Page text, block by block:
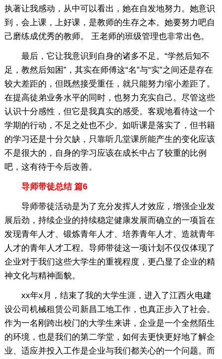
执著让我感动，从中可以看出，她在自发地努力。她意识
到，会上课，上好课，是教师的生存之本。她要努力吧自
己磨练成优秀的教师。 王老师的班级管理也非常出色。
最后，它让我意识到自身的诸多不足。“学然后知不
足，教然后知困”，其实在师傅这“名”与“实”之间还是存在
较大差距的，但既然接受重任，就只能努力缩小差距了。
在提高徒弟业务水平的同时，也努力充实自己。尽管这些
认识十分感性，但它是我真实的感受。客观地看待这一个
学期的行动，不足之处也不少。如听课是落实了，但书籍
的学习还是十分欠缺，只靠听几堂课所能产生的变化应该
不是很大的，自身的学习应该在成长中占了较重的比例
吧，这有待于今后改善。
导师带徒总结 篇6
导师带徒活动是为了充分发挥人才效应，增强企业发
展后劲，持续企业的持续稳定健康发展而确立的一项旨在
发现青年人才、锻炼青年人才、培养青年人才、造就青年
人才的青年人才工程。导师带徒这一项计划不仅仅体现了
企业对于我们这些大学生的重视程度，更凸显了企业的精
神文化与精神面貌。
xx年x月，结束了我的大学生涯，进入了江西火电建
设公司机械租赁公司新昌工地工作，也真正步入了社会。
作为一名刚跨出校门的大学生来讲，企业是一个全然陌生
的环境，也是我们的第二学堂，如何去更快更好地了解企
业、适应并投入工作是企业与我们都关心的一个问题。而